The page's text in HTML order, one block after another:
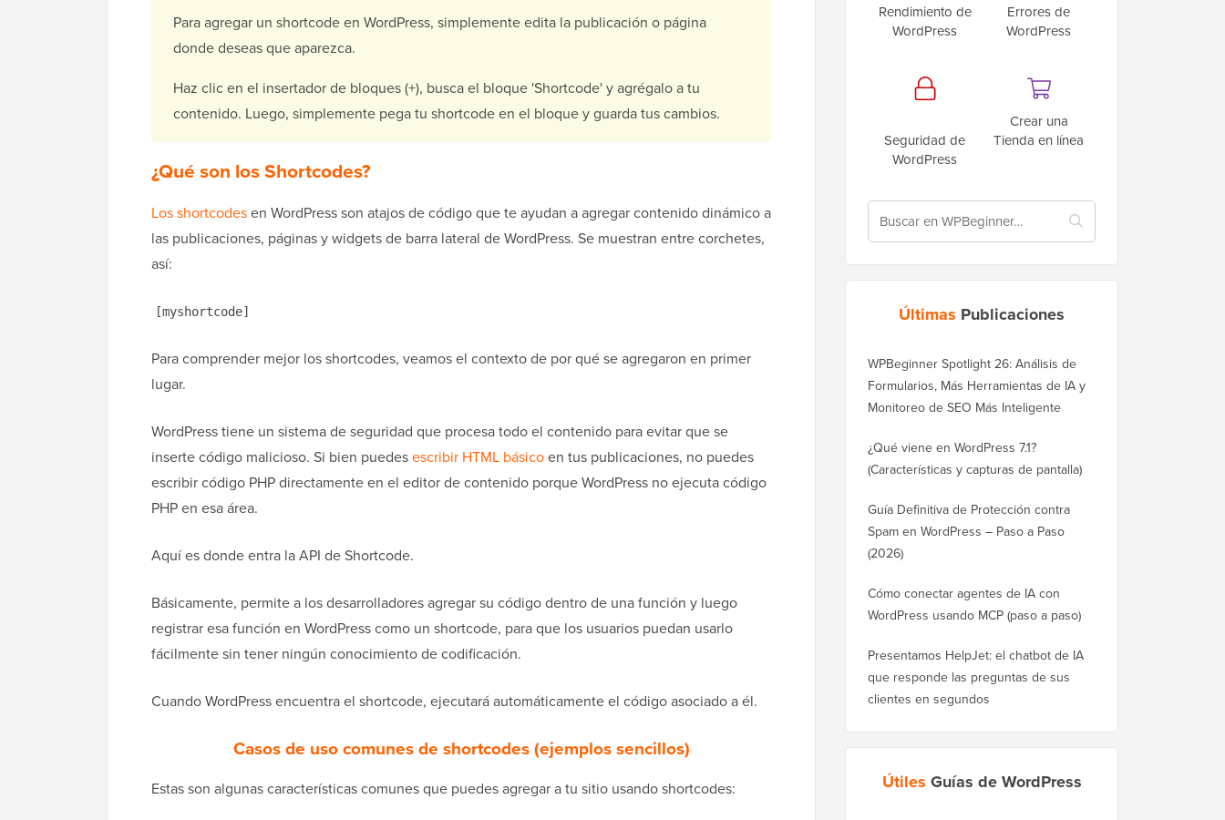
Para agregar un shortcode en WordPress, simplemente edita la publicación o página
donde deseas que aparezca.
Haz clic en el insertador de bloques (+), busca el bloque 'Shortcode' y agrégalo a tu
contenido. Luego, simplemente pega tu shortcode en el bloque y guarda tus cambios.
¿Qué son los Shortcodes?
Los shortcodesen WordPress son atajos de código que te ayudan a agregar contenido dinámico a
las publicaciones, páginas y widgets de barra lateral de WordPress. Se muestran entre corchetes,
así:
[myshortcode]
Para comprender mejor los shortcodes, veamos el contexto de por qué se agregaron en primer
lugar.
WordPress tiene un sistema de seguridad que procesa todo el contenido para evitar que se
inserte código malicioso. Si bien puedesescribir HTML básicoen tus publicaciones, no puedes
escribir código PHP directamente en el editor de contenido porque WordPress no ejecuta código
PHP en esa área.
Aquí es donde entra la API de Shortcode.
Básicamente, permite a los desarrolladores agregar su código dentro de una función y luego
registrar esa función en WordPress como un shortcode, para que los usuarios puedan usarlo
fácilmente sin tener ningún conocimiento de codificación.
Cuando WordPress encuentra el shortcode, ejecutará automáticamente el código asociado a él.
Casos de uso comunes de shortcodes (ejemplos sencillos)
Estas son algunas características comunes que puedes agregar a tu sitio usando shortcodes:
Rendimiento de
WordPress
Errores de
WordPress
Seguridad de
WordPress
Crear una
Tienda en línea
Últimas Publicaciones
WPBeginner Spotlight 26: Análisis de
Formularios, Más Herramientas de IA y
Monitoreo de SEO Más Inteligente
¿Qué viene en WordPress 7.1?
(Características y capturas de pantalla)
Guía Definitiva de Protección contra
Spam en WordPress – Paso a Paso
(2026)
Cómo conectar agentes de IA con
WordPress usando MCP (paso a paso)
Presentamos HelpJet: el chatbot de IA
que responde las preguntas de sus
clientes en segundos
Útiles Guías de WordPress